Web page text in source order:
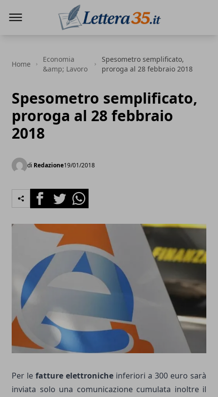
Home
Economia
&amp; Lavoro
Spesometro semplificato,
proroga al 28 febbraio 2018
Spesometro semplificato,
proroga al 28 febbraio
2018
di Redazione19/01/2018
FacebookTwitterWhatsapp
Per le fatture elettroniche inferiori a 300 euro sarà
inviata solo una comunicazione cumulata inoltre il